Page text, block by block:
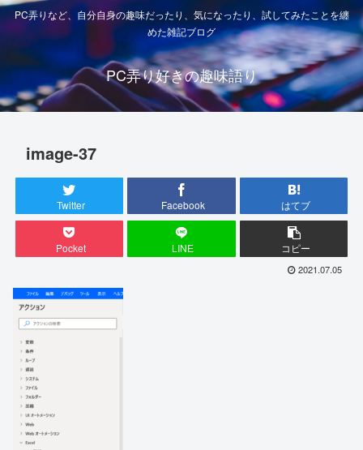
PC弄りなど、自分自身の趣味だったり、気になったり、試してみたことを纏
めた雑記ブログ
PC弄り好きの趣味語り
image-37
Twitter Facebook はてブ
Pocket LINE コピー
2021.07.05